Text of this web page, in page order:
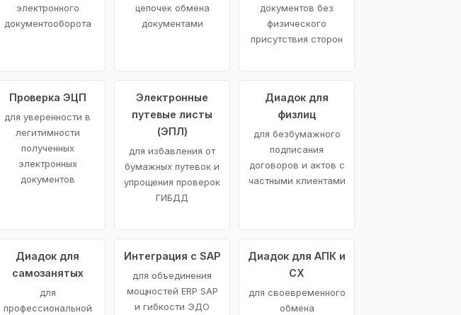
электронного
документооборота
цепочек обмена
документами
документов без
физического
присутствия сторон
Проверка ЭЦП
для уверенности в
легитимности
полученных
электронных
документов
Электронные
путевые листы
(ЭПЛ)
для избавления от
бумажных путевок и
упрощения проверок
ГИБДД
Диадок для
физлиц
для безбумажного
подписания
договоров и актов с
частными клиентами
Диадок для
самозанятых
для
профессиональной
Интеграция с SAP
для объединения
мощностей ERP SAP
и гибкости ЭДО
Диадок для АПК и
СХ
для своевременного
обмена